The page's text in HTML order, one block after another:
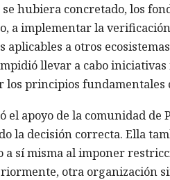
se hubiera concretado, los
a implementar la
aplicables a otros
llevar a cabo
los principios fundamentales
el apoyo de la comunidad
la decisión correcta. Ella
a sí misma al imponer
otra organización